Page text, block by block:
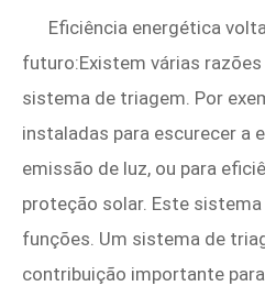
Eficiência energética
futuro:Existem várias
sistema de triagem. Por
instaladas para escurecer a
emissão de luz, ou para
proteção solar. Este
funções. Um sistema de
contribuição importante